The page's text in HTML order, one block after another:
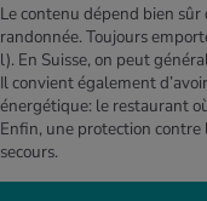
Le contenu dépend bien
randonnée. Toujours
l). En Suisse, on peut
Il convient également
énergétique: le restaurant
Enfin, une protection
secours.